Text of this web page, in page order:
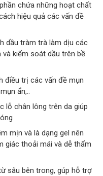
chứa những hoạt chất
hiệu quả các vấn đề
dầu tràm trà làm dịu các
kiểm soát dầu trên bề
điều trị các vấn đề mụn
ẩn,..
lỗ chân lông trên da giúp
mịn và là dạng gel nên
giác thoải mái và dễ thẩm
sâu bên trong, gúp hỗ trợ